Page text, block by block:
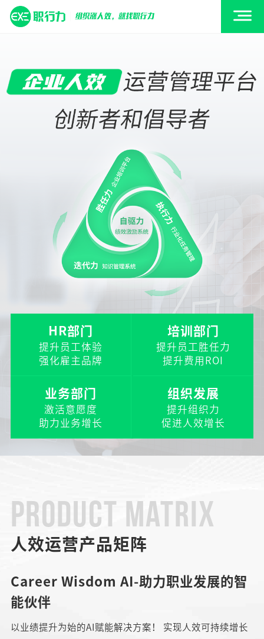
HR部门
提升员工体验
强化雇主品牌
培训部门
提升员工胜任力
提升费用ROI
业务部门
激活意愿度
助力业务增长
组织发展
提升组织力
促进人效增长
PRODUCT MATRIX
人效运营产品矩阵
Career Wisdom AI-助力职业发展的智
能伙伴
以业绩提升为始的AI赋能解决方案！ 实现人效可持续增长